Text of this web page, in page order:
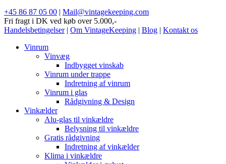
+45 86 87 05 00 | Mail@vintagekeeping.com
Fri fragt i DK ved køb over 5.000,-
Handelsbetingelser| Om VintageKeeping | Blog | Kontakt os
Vinrum
Vinvæg
Indbygget vinskab
Vinrum under trappe
Indretning af vinrum
Vinrum i glas
Rådgivning & Design
Vinkælder
Alu-glas til vinkældre
Belysning til vinkældre
Gratis rådgivning
Indretning af vinkælder
Klima i vinkældre